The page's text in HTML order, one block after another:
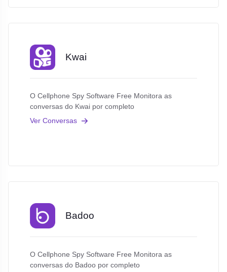
Kwai
O Cellphone Spy Software Free Monitora as
conversas do Kwai por completo
Ver Conversas
Badoo
O Cellphone Spy Software Free Monitora as
conversas do Badoo por completo